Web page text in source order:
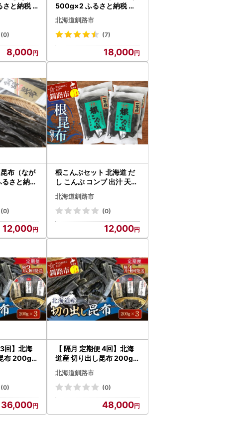
さと納税
(0)
8,000
500g×2 ふるさと納税 昆
布 F4F-0362
北海道釧路市
(7)
18,000
布（なが
さと納税
(0)
12,000
根こんぶセット 北海道 だ
し こんぶ コンブ 出汁 天然
煮物 和食 味噌汁 汁物 F4F-
3149
北海道釧路市
(0)
12,000
3回】北海
布 200g×
し こんぶ
煮物 和食
7773
(0)
36,000
【 隔月 定期便 4回】北海
道産 切り出し昆布 200g×
3 昆布 北海道 だし こんぶ
コンブ 出汁 天然 煮物 和食
煮物 味噌汁 F4F-7774
北海道釧路市
(0)
48,000